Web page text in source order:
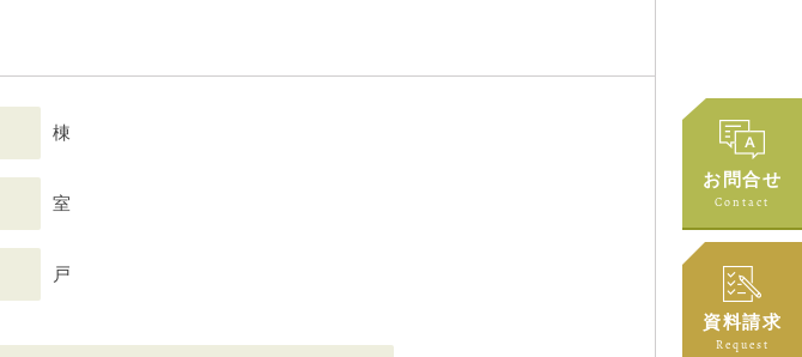
棟
室
戸
お問合せ
Contact
資料請求
Request